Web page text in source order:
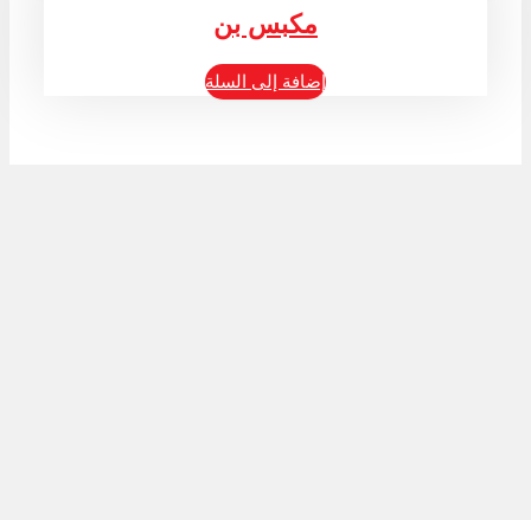
مكبس بن
إضافة إلى السلة